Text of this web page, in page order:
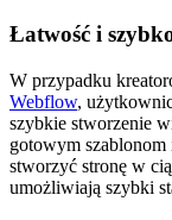
Łatwość i
W przypadku
Webflow,
szybkie stworzenie
gotowym szablonom
stworzyć stronę w
umożliwiają szybki